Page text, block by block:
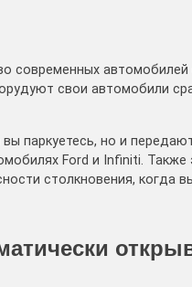
современных
свои автомобили
паркуетесь, но и
Ford и Infiniti.
столкновения, когда